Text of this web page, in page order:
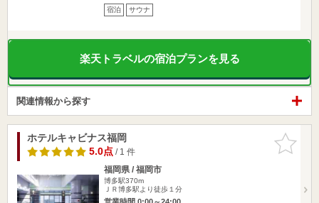
宿泊 サウナ
楽天トラベルの宿泊プランを見る
関連情報から探す
お気に入
りに追加
ホテルキャビナス福岡
5.0点/ 1 件
福岡県 / 福岡市
博多駅370m
ＪＲ博多駅より徒歩１分